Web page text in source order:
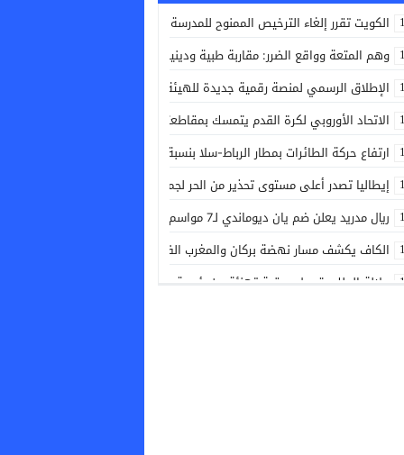
الكويت تقرر إلغاء الترخيص الممنوح للمدرسة الإيرانية الخاصة في البلاد
وهم المتعة وواقع الضرر: مقاربة طبية ودينية للممارسة الخلفية
الإطلاق الرسمي لمنصة رقمية جديدة للهيئة الوطنية للطبيبات والأطباء
الاتحاد الأوروبي لكرة القدم يتمسك بمقاطعته بطولات كأس العالم
ارتفاع حركة الطائرات بمطار الرباط-سلا بنسبة 17.13% حتى نهاية يونيو
إيطاليا تصدر أعلى مستوى تحذير من الحر لجميع مدنها
ريال مدريد يعلن ضم يان ديوماندي لـ7 مواسم قادما من لايبزيغ
الكاف يكشف مسار نهضة بركان والمغرب الفاسي في الأدوار التمهيدية
جلالة الملك يتوصل ببرقية تهنئة من رئيسة جمهورية بلغاريا بمناسبة عيد